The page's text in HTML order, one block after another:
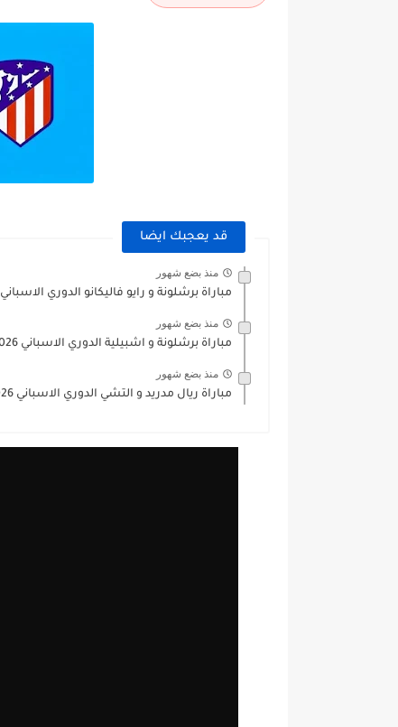
قد يعجبك ايضا
منذ بضع شهور
مباراة برشلونة و رايو فاليكانو الدوري الاسباني 2025/2026
منذ بضع شهور
مباراة برشلونة و اشبيلية الدوري الاسباني 2025/2026
منذ بضع شهور
مباراة ريال مدريد و التشي الدوري الاسباني 2025/2026